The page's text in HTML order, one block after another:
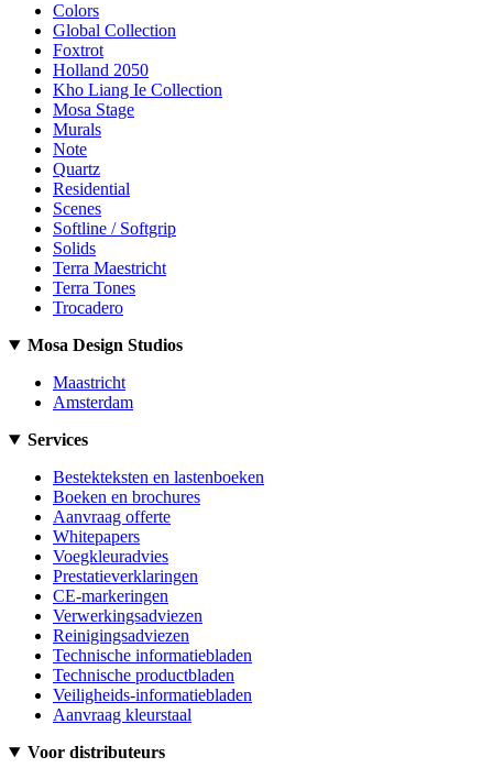
Colors
Global Collection
Foxtrot
Holland 2050
Kho Liang Ie Collection
Mosa Stage
Murals
Note
Quartz
Residential
Scenes
Softline / Softgrip
Solids
Terra Maestricht
Terra Tones
Trocadero
Mosa Design Studios
Maastricht
Amsterdam
Services
Bestekteksten en lastenboeken
Boeken en brochures
Aanvraag offerte
Whitepapers
Voegkleuradvies
Prestatieverklaringen
CE-markeringen
Verwerkingsadviezen
Reinigingsadviezen
Technische informatiebladen
Technische productbladen
Veiligheids-informatiebladen
Aanvraag kleurstaal
Voor distributeurs